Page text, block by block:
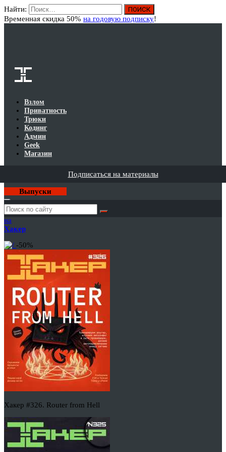
Найти:
Временная скидка 50% на годовую подписку!
Взлом
Приватность
Трюки
Кодинг
Админ
Geek
Магазин
Подписаться на материалы
Выпуски
Годовая
подписка
на
Хакер
-50%
Хакер #326. Router from Hell